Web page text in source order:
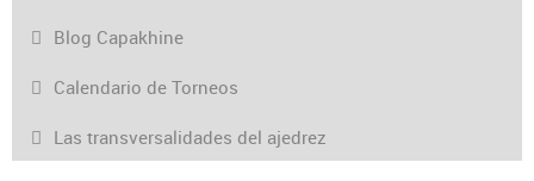
Blog Capakhine
Calendario de Torneos
Las transversalidades del ajedrez